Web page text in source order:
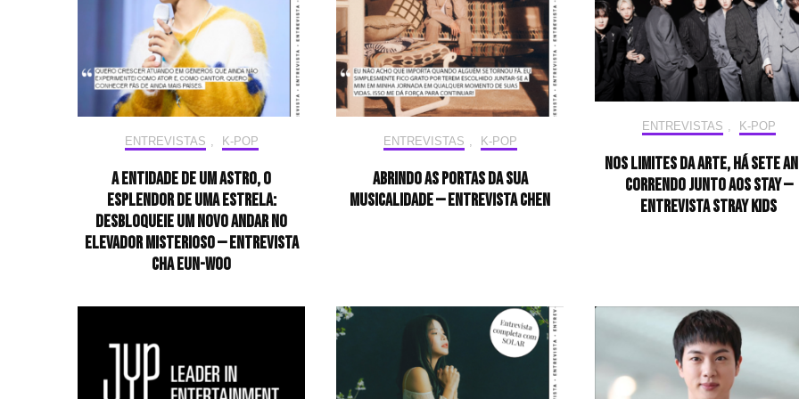
ENTREVISTAS K-POP
A entidade de um astro, o
esplendor de uma estrela:
desbloqueie um novo andar no
elevador misterioso — Entrevista
CHA EUN-WOO
ENTREVISTAS K-POP
Abrindo as portas da sua
musicalidade — Entrevista CHEN
ENTREVISTAS K-POP
Nos limites da arte, há sete
correndo junto aos STAY —
Entrevista Stray Kids